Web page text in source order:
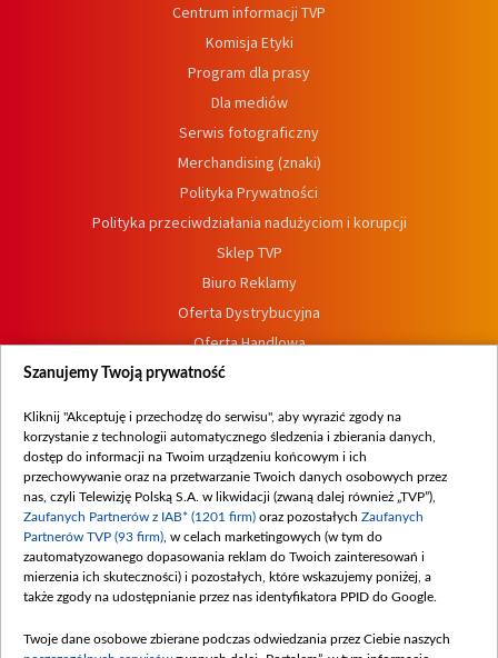
Centrum informacji TVP
Komisja Etyki
Program dla prasy
Dla mediów
Serwis fotograficzny
Merchandising (znaki)
Polityka Prywatności
Polityka przeciwdziałania nadużyciom i korupcji
Sklep TVP
Biuro Reklamy
Oferta Dystrybucyjna
Oferta Handlowa
Dostępność
Procedura zgłoszeń wewnętrznych
Szanujemy Twoją prywatność
Kliknij "Akceptuję i przechodzę do serwisu", aby wyrazić zgody na
korzystanie z technologii automatycznego śledzenia i zbierania danych,
dostęp do informacji na Twoim urządzeniu końcowym i ich
przechowywanie oraz na przetwarzanie Twoich danych osobowych przez
nas, czyli Telewizję Polską S.A. w likwidacji (zwaną dalej również „TVP”),
Zaufanych Partnerów z IAB* (1201 firm) oraz pozostałych Zaufanych
Partnerów TVP (93 firm) , w celach marketingowych (w tym do
zautomatyzowanego dopasowania reklam do Twoich zainteresowań i
mierzenia ich skuteczności) i pozostałych, które wskazujemy poniżej, a
także zgody na udostępnianie przez nas identyfikatora PPID do Google.
Twoje dane osobowe zbierane podczas odwiedzania przez Ciebie naszych